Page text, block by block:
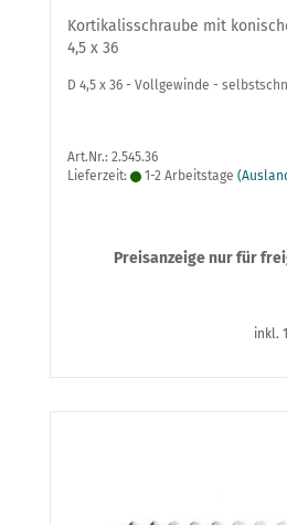
Kortikalisschraube mit
4,5 x 36
D 4,5 x 36 - Vollgewinde -
Art.Nr.: 2.545.36
Lieferzeit:
1-2 Arbeitstage
Preisanzeige nur für
inkl.